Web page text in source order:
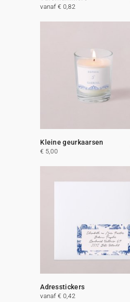
vanaf € 0,82
Kleine geurkaarsen
€ 5,00
Adresstickers
vanaf € 0,42